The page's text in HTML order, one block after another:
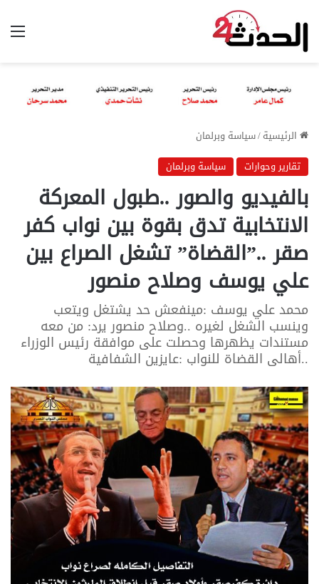
الرئيسية/سياسة وبرلمان
تقارير وحوارات
سياسة وبرلمان
بالفيديو والصور ..طبول المعركة
الانتخابية تدق بقوة بين نواب كفر
صقر ..”القضاة” تشغل الصراع بين
علي يوسف وصلاح منصور
محمد علي يوسف :مينفعش حد يشتغل ويتعب
وينسب الشغل لغيره ..وصلاح منصور يرد: من معه
مستندات يظهرها وحصلت على موافقة رئيس الوزراء
..أهالى القضاة للنواب :عايزين الشفافية